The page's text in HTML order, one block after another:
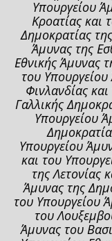
Υπουργείου
Κροατίας και
Δημοκρατίας
Άμυνας της
Εθνικής Άμυνας
του
Φινλανδίας
Γαλλικής
Υπουργείου
Υπουργείου
και του
της Λετονίας
Άμυνας της
του Υπουργείου
του
Άμυνας του